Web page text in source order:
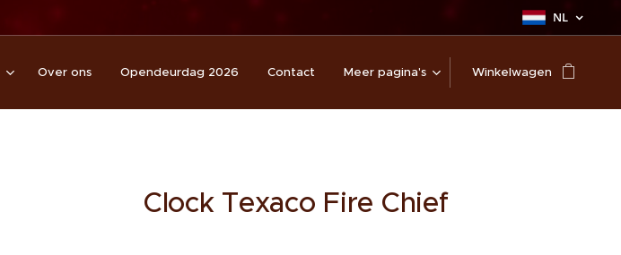
NL
Over ons Opendeurdag 2026 Contact Meer pagina's Winkelwagen
Clock Texaco Fire Chief